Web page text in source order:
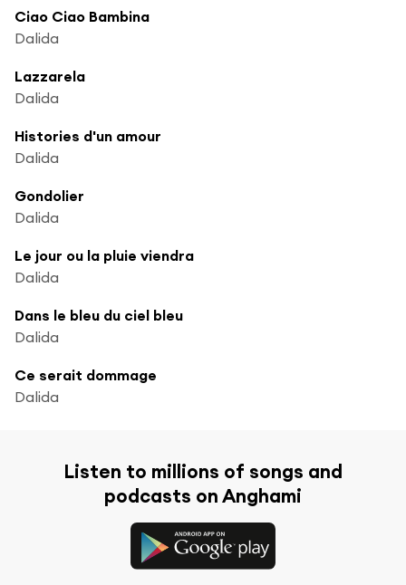
Ciao Ciao Bambina
Dalida
Lazzarela
Dalida
Histories d'un amour
Dalida
Gondolier
Dalida
Le jour ou la pluie viendra
Dalida
Dans le bleu du ciel bleu
Dalida
Ce serait dommage
Dalida
Listen to millions of songs and
podcasts on Anghami